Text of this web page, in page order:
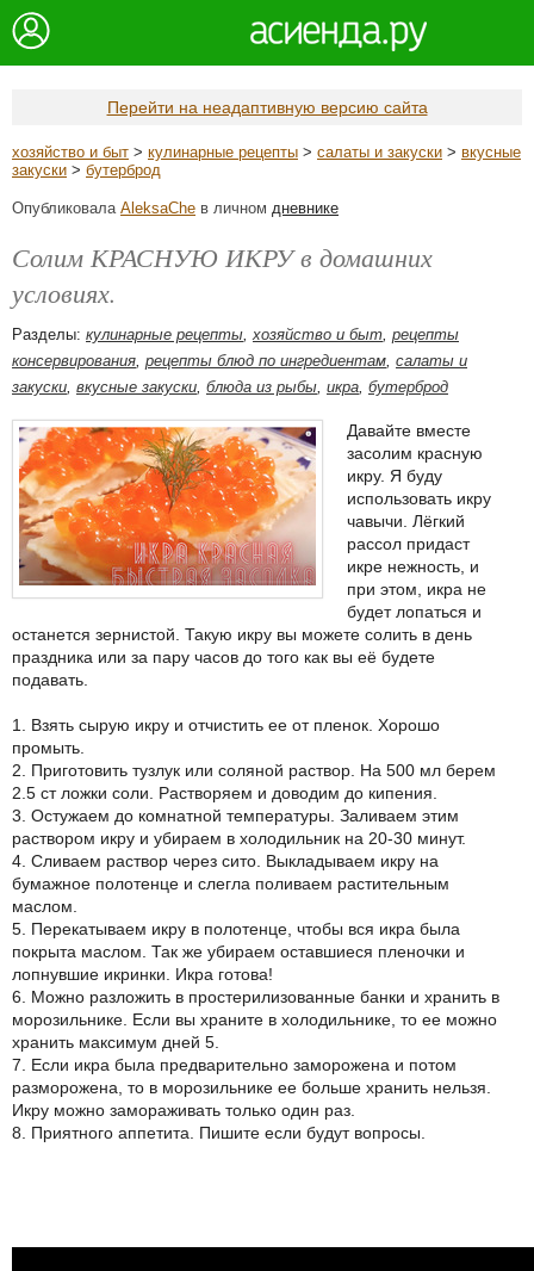
Перейти на неадаптивную версию сайта
хозяйство и быт > кулинарные рецепты > салаты и закуски > вкусные
закуски > бутерброд
Опубликовала AleksaChe в личном дневнике
Солим КРАСНУЮ ИКРУ в домашних
условиях.
Разделы: кулинарные рецепты,хозяйство и быт, рецепты
консервирования, рецепты блюд по ингредиентам, салаты и
закуски, вкусные закуски, блюда из рыбы, икра, бутерброд
Давайте вместе
засолим красную
икру. Я буду
использовать икру
чавычи. Лёгкий
рассол придаст
икре нежность, и
при этом, икра не
будет лопаться и
останется зернистой. Такую икру вы можете солить в день
праздника или за пару часов до того как вы её будете
подавать.
1. Взять сырую икру и отчистить ее от пленок. Хорошо
промыть.
2. Приготовить тузлук или соляной раствор. На 500 мл берем
2.5 ст ложки соли. Растворяем и доводим до кипения.
3. Остужаем до комнатной температуры. Заливаем этим
раствором икру и убираем в холодильник на 20-30 минут.
4. Сливаем раствор через сито. Выкладываем икру на
бумажное полотенце и слегла поливаем растительным
маслом.
5. Перекатываем икру в полотенце, чтобы вся икра была
покрыта маслом. Так же убираем оставшиеся пленочки и
лопнувшие икринки. Икра готова!
6. Можно разложить в простерилизованные банки и хранить в
морозильнике. Если вы храните в холодильнике, то ее можно
хранить максимум дней 5.
7. Если икра была предварительно заморожена и потом
разморожена, то в морозильнике ее больше хранить нельзя.
Икру можно замораживать только один раз.
8. Приятного аппетита. Пишите если будут вопросы.